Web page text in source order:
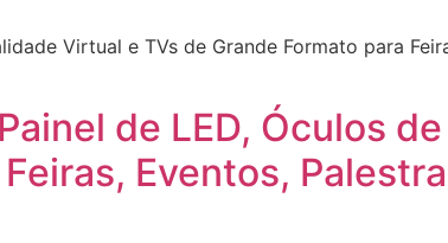
Virtual e TVs de Grande Formato para
de LED, Óculos
Eventos,